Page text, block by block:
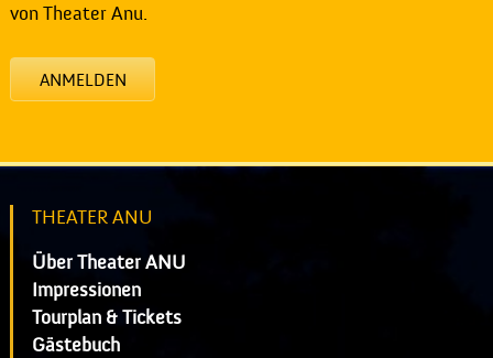
von Theater Anu.
ANMELDEN
THEATER ANU
Über Theater ANU
Impressionen
Tourplan & Tickets
Gästebuch